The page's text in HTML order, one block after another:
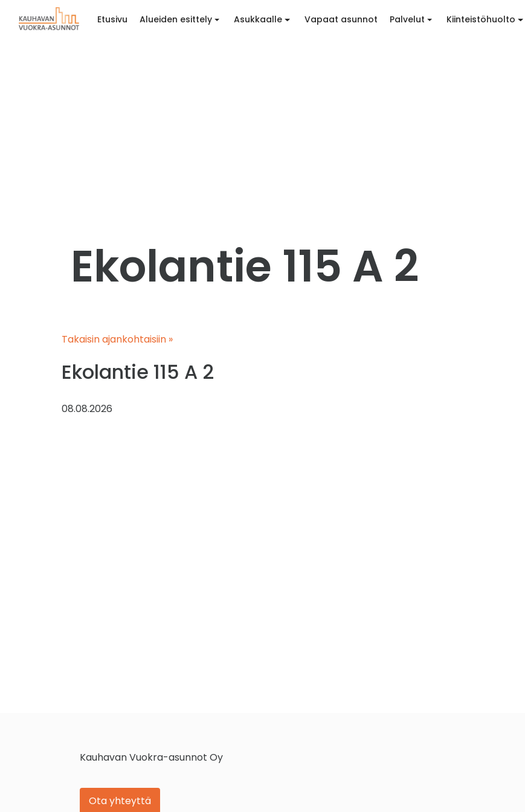
Etusivu Alueiden esittely Asukkaalle Vapaat asunnot Palvelut Kiinteistöhuolto
Ekolantie 115 A 2
Takaisin ajankohtaisiin »
Ekolantie 115 A 2
08.08.2026
Kauhavan Vuokra-asunnot Oy
Ota yhteyttä